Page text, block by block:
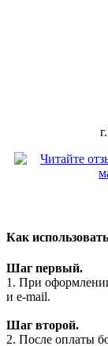
Как
Шаг первый.
1. При
и e-mail.
Шаг второй.
2. После оплаты